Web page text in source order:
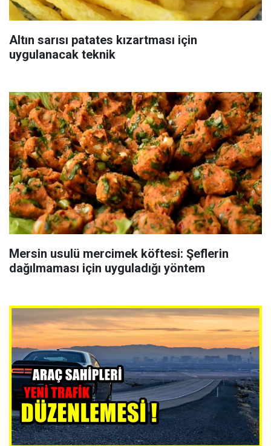
Altın sarısı patates kızartması için
uygulanacak teknik
Mersin usulü mercimek köftesi: Şeflerin
dağılmaması için uyguladığı yöntem